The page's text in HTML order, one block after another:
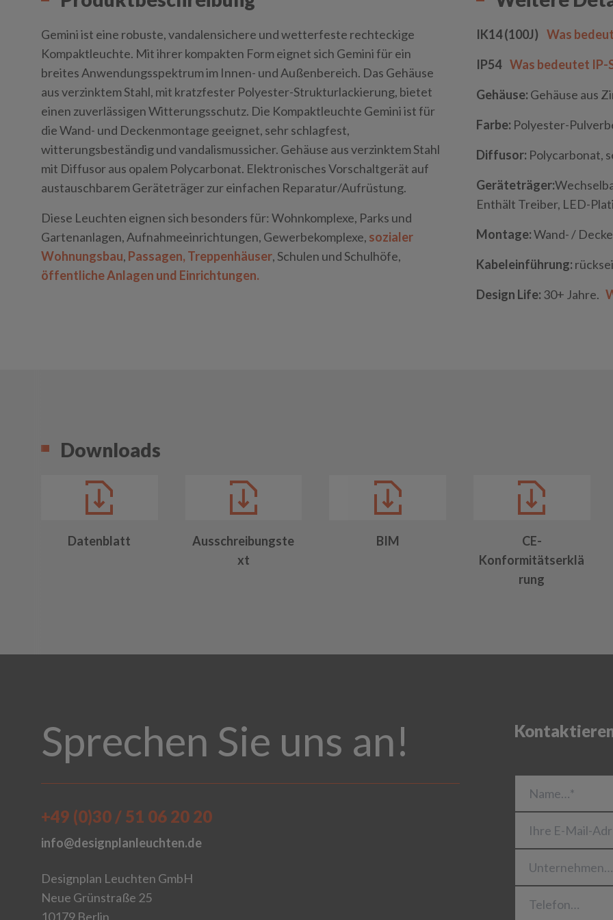
Gemini ist eine robuste, vandalensichere und wetterfeste rechteckige
Kompaktleuchte. Mit ihrer kompakten Form eignet sich Gemini für ein
breites Anwendungsspektrum im Innen- und Außenbereich. Das Gehäuse
aus verzinktem Stahl, mit kratzfester Polyester-Strukturlackierung, bietet
einen zuverlässigen Witterungsschutz. Die Kompaktleuchte Gemini ist für
die Wand- und Deckenmontage geeignet, sehr schlagfest,
witterungsbeständig und vandalismussicher. Gehäuse aus verzinktem Stahl
mit Diffusor aus opalem Polycarbonat. Elektronisches Vorschaltgerät auf
austauschbarem Geräteträger zur einfachen Reparatur/Aufrüstung.
Diese Leuchten eignen sich besonders für: Wohnkomplexe, Parks und
Gartenanlagen, Aufnahmeeinrichtungen, Gewerbekomplexe, sozialer
Wohnungsbau, Passagen, Treppenhäuser, Schulen und Schulhöfe,
öffentliche Anlagen und Einrichtungen.
IK14 (100J) Was
IP54 Was bedeutet IP-
Gehäuse: Gehäuse aus
Farbe: Polyester-
Diffusor: Polycarbonat,
Geräteträger:
Enthält Treiber, LED-
Montage:Wand- /
Kabeleinführung:
Design Life: 30+ Jahre.
Downloads
Datenblatt
Ausschreibungste
xt
BIM
CE-
Konformitätserklä
rung
Sprechen Sie uns an!
+49 (0)30 / 51 06 20 20
info@designplanleuchten.de
Designplan Leuchten GmbH
Neue Grünstraße 25
10179 Berlin